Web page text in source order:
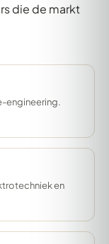
die de markt
engineering.
en